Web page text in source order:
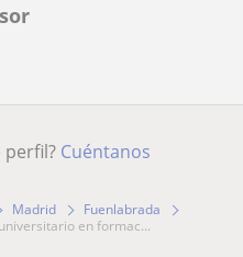
perfil? Cuéntanos
Madrid
Fuenlabrada
en formac...